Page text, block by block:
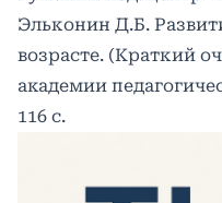
Эльконин Д.Б.
возрасте. (Краткий
академии
116 c.